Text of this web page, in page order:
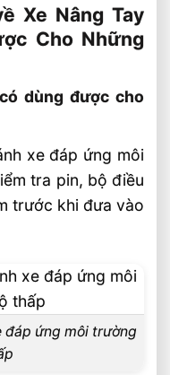
Xe Nâng Tay
Cho Những
dùng được cho
xe đáp ứng môi
tra pin, bộ điều
trước khi đưa vào
đáp ứng môi trường